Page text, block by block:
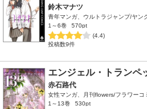
鈴木マナツ
青年マンガ、ウルトラジャンプ/ヤン
1～6巻
570pt
(4.4)
投稿数9件
エンジェル・トランペ
赤石路代
女性マンガ、月刊flowers/フラワーコ
1～13巻
530pt